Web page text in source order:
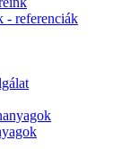
- referenciák